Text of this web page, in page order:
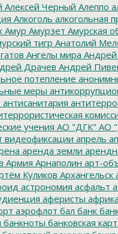
Алексей Черный Алеппо
Алкоголь алкогольная
Амур Амурзет Амурская
тигр Анатолий
Ангелы мира Андрей
Драчев Андрей
потепление
меры
антисанитария
учения АО "ДГК" АО
видеофиксации апрель
аренда земли
Армия Арнаполин арт-
Куликов Архангельск
астрономия асфальт
аферисты
аэрофлот бал банк
банкноты банковская